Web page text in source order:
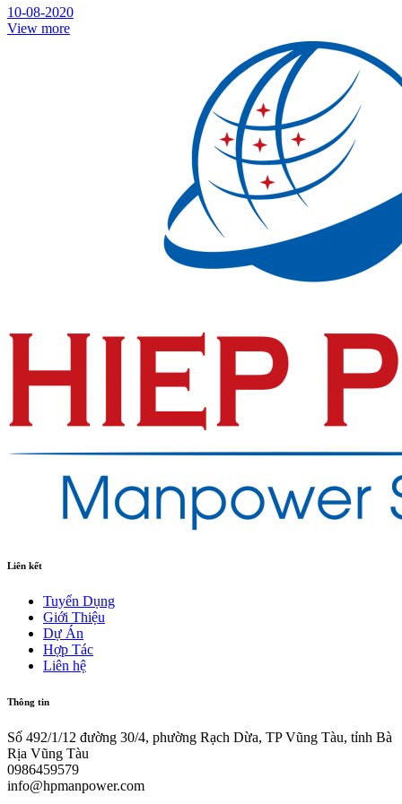
10-08-2020
View more
Liên kết
Tuyển Dụng
Giới Thiệu
Dự Án
Hợp Tác
Liên hệ
Thông tin
Số 492/1/12 đường 30/4, phường Rạch Dừa, TP Vũng Tàu, tỉnh Bà
Rịa Vũng Tàu
0986459579
info@hpmanpower.com